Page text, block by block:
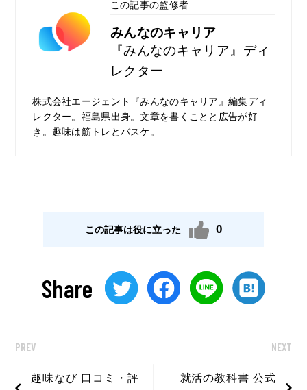
この記事の監修者
みんなのキャリア
『みんなのキャリア』ディ
レクター
株式会社エージェント『みんなのキャリア』編集ディ
レクター。福島県出身。文章を書くことと広告が好
き。趣味は筋トレとバスケ。
この記事は役に立った 0
Share
PREV
趣味なび 口コミ・評
NEXT
就活の教科書 公式